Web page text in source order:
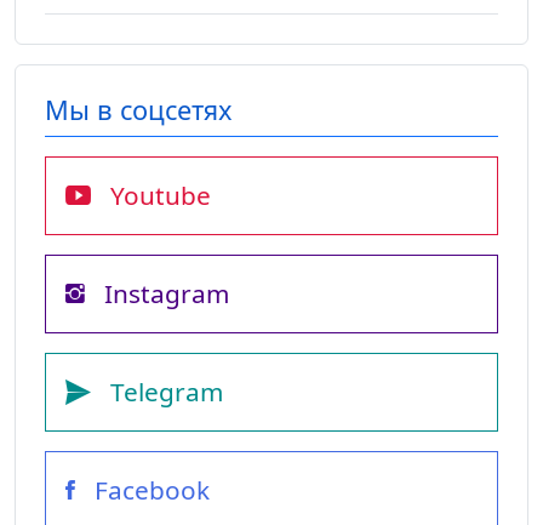
Мы в соцсетях
Youtube
Instagram
Telegram
Facebook